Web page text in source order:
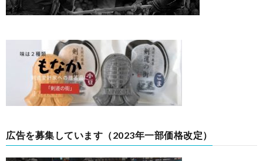
広告を募集しています（2023年一部価格改定）